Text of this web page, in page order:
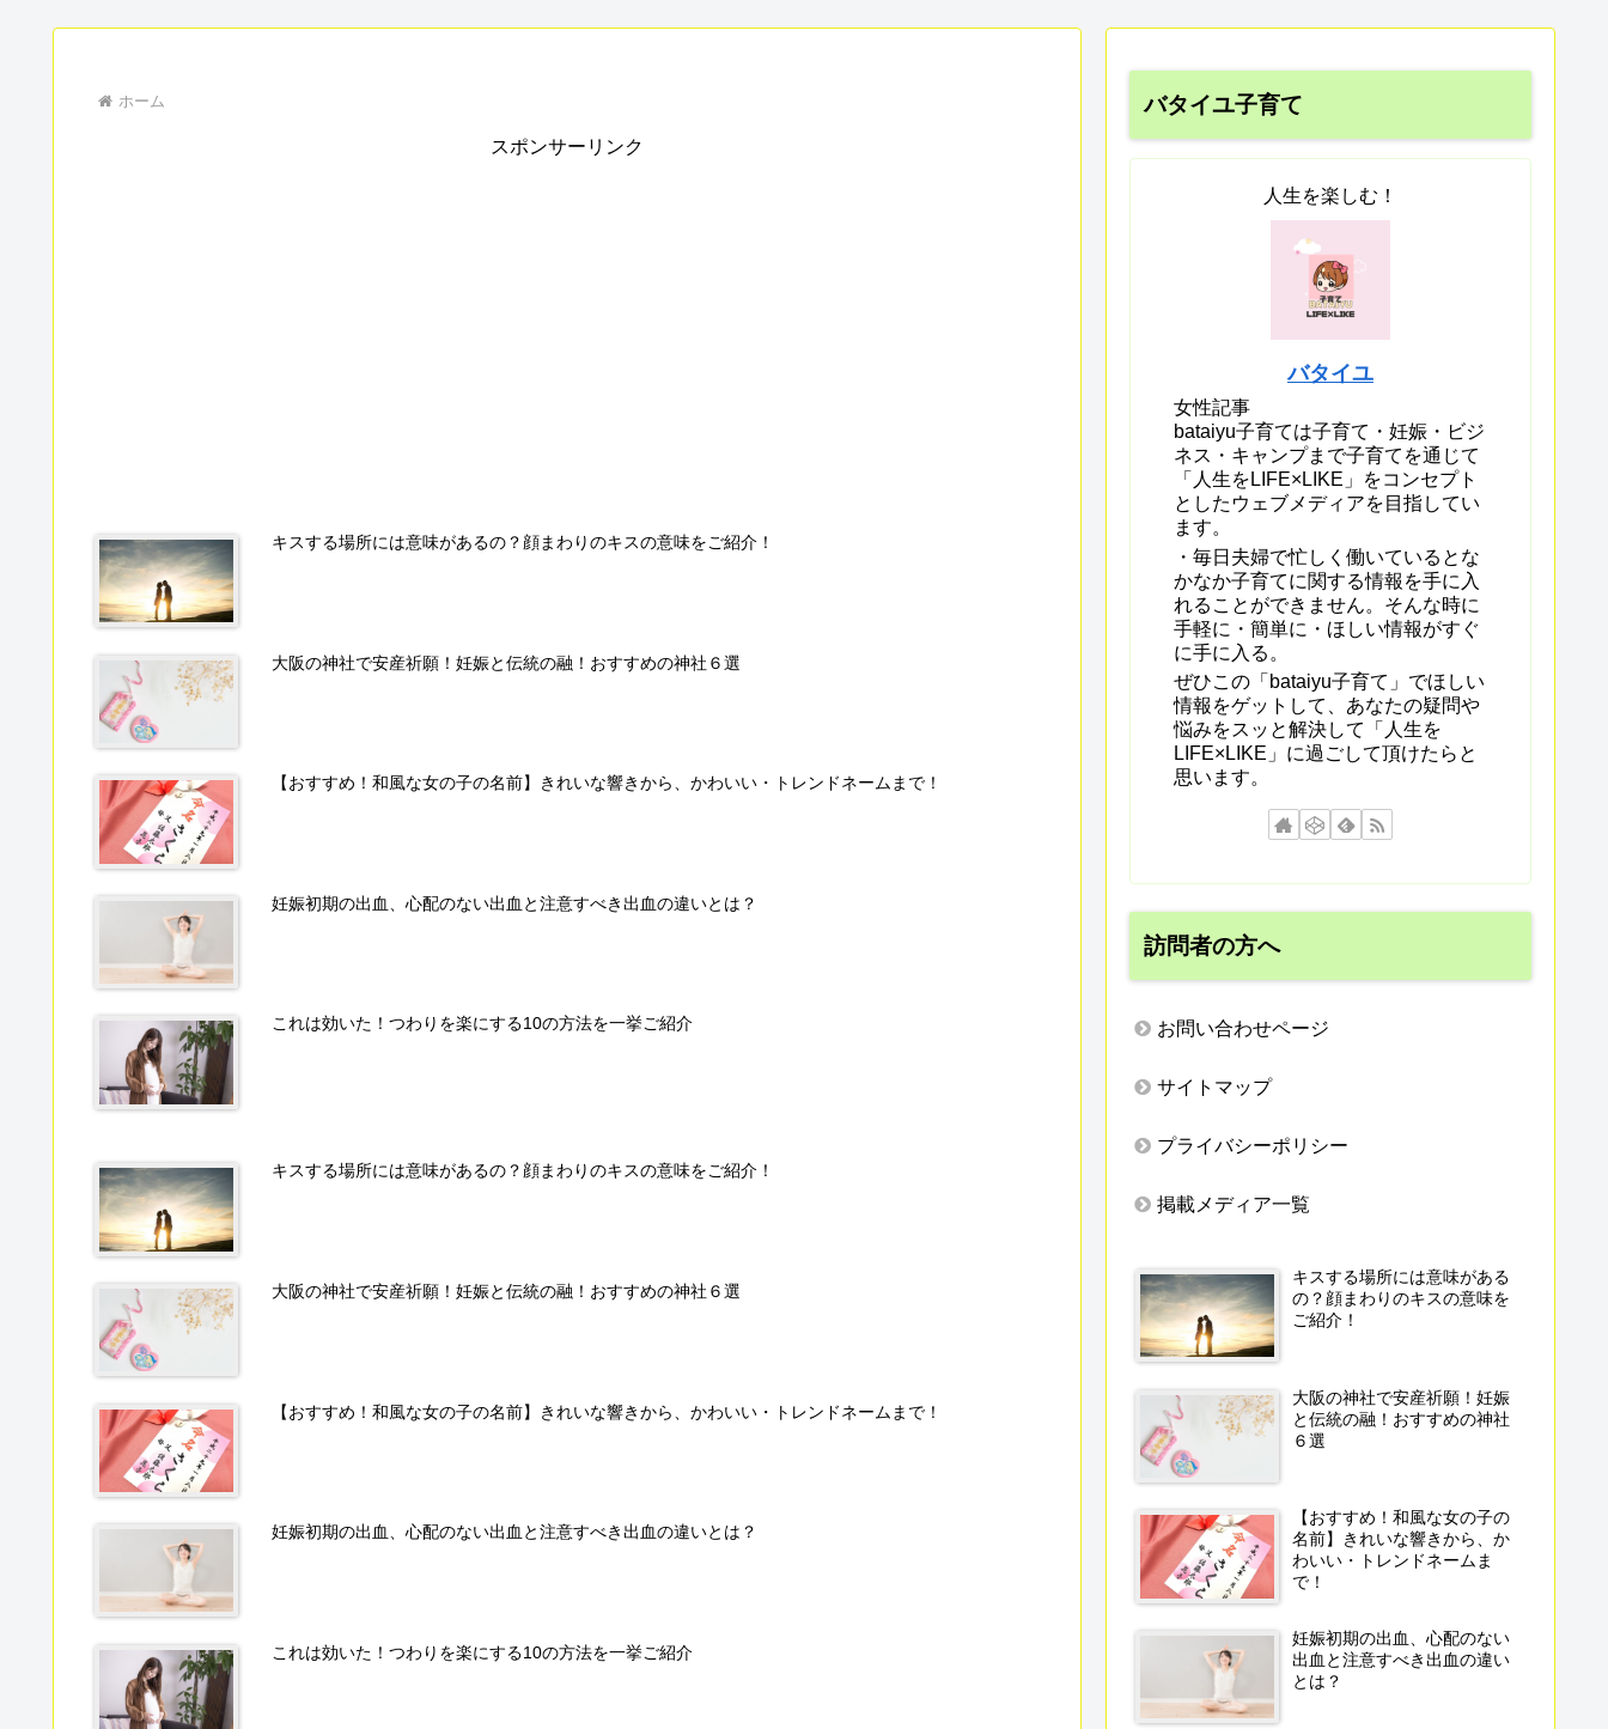
ホーム
スポンサーリンク
キスする場所には意味があるの？顔まわりのキスの意味をご紹介！
大阪の神社で安産祈願！妊娠と伝統の融！おすすめの神社６選
【おすすめ！和風な女の子の名前】きれいな響きから、かわいい・トレンドネームまで！
妊娠初期の出血、心配のない出血と注意すべき出血の違いとは？
これは効いた！つわりを楽にする10の方法を一挙ご紹介
キスする場所には意味があるの？顔まわりのキスの意味をご紹介！
大阪の神社で安産祈願！妊娠と伝統の融！おすすめの神社６選
【おすすめ！和風な女の子の名前】きれいな響きから、かわいい・トレンドネームまで！
妊娠初期の出血、心配のない出血と注意すべき出血の違いとは？
これは効いた！つわりを楽にする10の方法を一挙ご紹介
バタイユ子育て
人生を楽しむ！
バタイユ
女性記事
bataiyu子育ては子育て・妊娠・ビジ
ネス・キャンプまで子育てを通じて
「人生をLIFE×LIKE」をコンセプト
としたウェブメディアを目指してい
ます。
・毎日夫婦で忙しく働いているとな
かなか子育てに関する情報を手に入
れることができません。そんな時に
手軽に・簡単に・ほしい情報がすぐ
に手に入る。
ぜひこの「bataiyu子育て」でほしい
情報をゲットして、あなたの疑問や
悩みをスッと解決して「人生を
LIFE×LIKE」に過ごして頂けたらと
思います。
訪問者の方へ
お問い合わせページ
サイトマップ
プライバシーポリシー
掲載メディア一覧
キスする場所には意味がある
の？顔まわりのキスの意味を
ご紹介！
大阪の神社で安産祈願！妊娠
と伝統の融！おすすめの神社
６選
【おすすめ！和風な女の子の
名前】きれいな響きから、か
わいい・トレンドネームま
で！
妊娠初期の出血、心配のない
出血と注意すべき出血の違い
とは？